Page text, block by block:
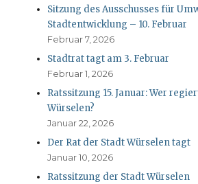
Sitzung des Ausschusses für
Stadtentwicklung – 10. Februar
Februar 7, 2026
Stadtrat tagt am 3. Februar
Februar 1, 2026
Ratssitzung 15. Januar: Wer
Würselen?
Januar 22, 2026
Der Rat der Stadt Würselen tagt
Januar 10, 2026
Ratssitzung der Stadt Würselen